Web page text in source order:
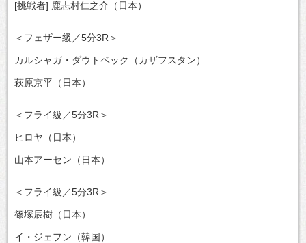
[挑戦者] 鹿志村仁之介（日本）
＜フェザー級／5分3R＞
カルシャガ・ダウトベック（カザフスタン）
萩原京平（日本）
＜フライ級／5分3R＞
ヒロヤ（日本）
山本アーセン（日本）
＜フライ級／5分3R＞
篠塚辰樹（日本）
イ・ジェフン（韓国）